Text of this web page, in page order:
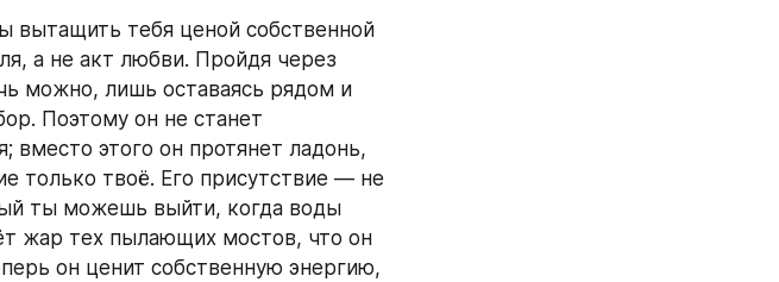
вытащить тебя ценой собственной
а не акт любви. Пройдя через
можно, лишь оставаясь рядом и
Поэтому он не станет
вместо этого он протянет ладонь,
только твоё. Его присутствие — не
ты можешь выйти, когда воды
жар тех пылающих мостов, что он
он ценит собственную энергию,